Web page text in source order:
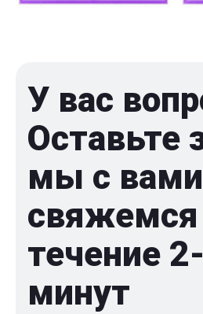
У вас
Оставьте
мы с вами
течение
минут